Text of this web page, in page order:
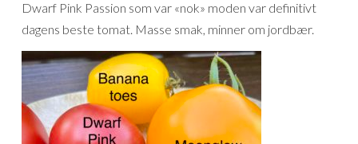
Dwarf Pink Passion som var «nok» moden var definitivt
dagens beste tomat. Masse smak, minner om jordbær.